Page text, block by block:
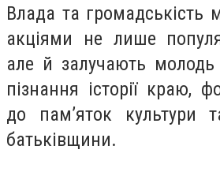
Влада та громадськість
акціями не лише
але й залучають
пізнання історії краю,
до пам’яток культури
батьківщини.